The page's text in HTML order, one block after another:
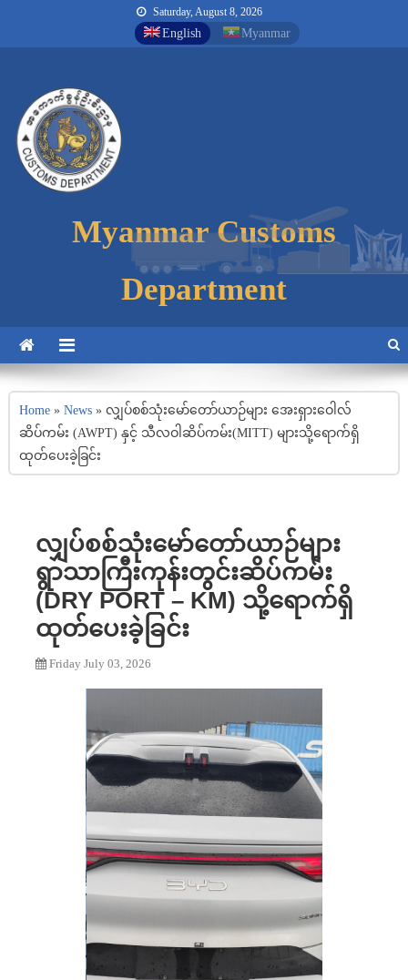
Saturday, August 8, 2026
English Myanmar
Myanmar Customs
Department
Home» News» လျှပ်စစ်သုံးမော်တော်ယာဉ်များ အေးရှားဝေါလ်
ဆိပ်ကမ်း (AWPT) နှင့် သီလဝါဆိပ်ကမ်း(MITT) များသို့ရောက်ရှိ
ထုတ်ပေးခဲ့ခြင်း
လျှပ်စစ်သုံးမော်တော်ယာဉ်များ
ရွာသာကြီးကုန်းတွင်းဆိပ်ကမ်း
(DRY PORT – KM) သို့ရောက်ရှိ
ထုတ်ပေးခဲ့ခြင်း
Friday July 03, 2026